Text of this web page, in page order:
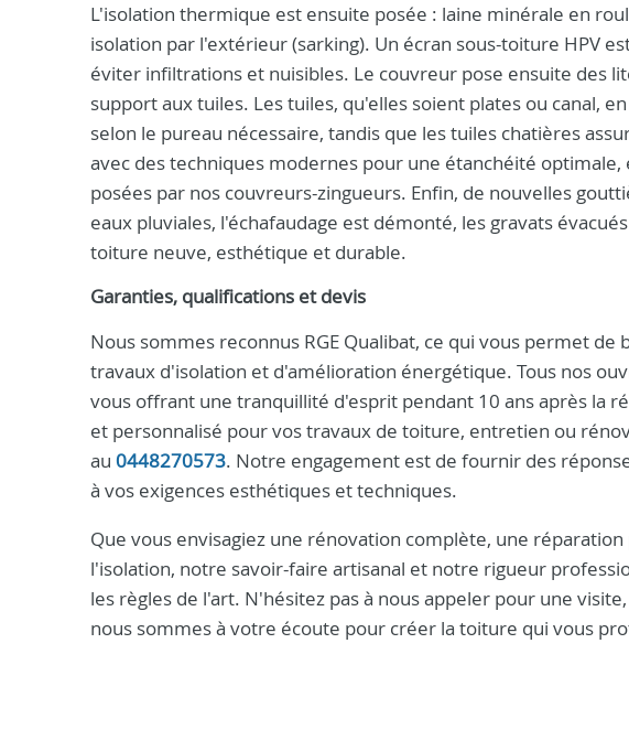
L'isolation thermique est ensuite posée : laine minérale en
isolation par l'extérieur (sarking). Un écran sous-toiture HPV
éviter infiltrations et nuisibles. Le couvreur pose ensuite des
support aux tuiles. Les tuiles, qu'elles soient plates ou canal,
selon le pureau nécessaire, tandis que les tuiles chatières
avec des techniques modernes pour une étanchéité
posées par nos couvreurs-zingueurs. Enfin, de nouvelles
eaux pluviales, l'échafaudage est démonté, les gravats
toiture neuve, esthétique et durable.
Garanties, qualifications et devis
Nous sommes reconnus RGE Qualibat, ce qui vous permet
travaux d'isolation et d'amélioration énergétique. Tous nos
vous offrant une tranquillité d'esprit pendant 10 ans après la
et personnalisé pour vos travaux de toiture, entretien ou
au 0448270573. Notre engagement est de fournir des
à vos exigences esthétiques et techniques.
Que vous envisagiez une rénovation complète, une
l'isolation, notre savoir-faire artisanal et notre rigueur
les règles de l'art. N'hésitez pas à nous appeler pour une
nous sommes à votre écoute pour créer la toiture qui vous